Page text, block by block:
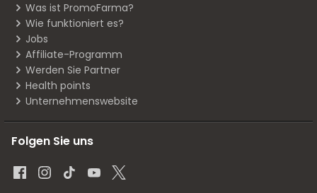
Was ist PromoFarma?
Wie funktioniert es?
Jobs
Affiliate-Programm
Werden Sie Partner
Health points
Unternehmenswebsite
Folgen Sie uns